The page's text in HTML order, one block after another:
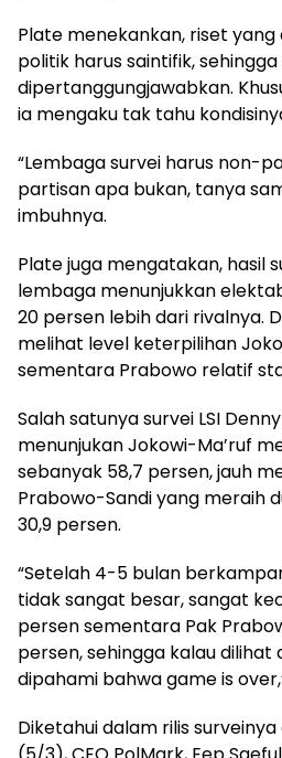
Plate menekankan, riset
politik harus saintifik, sehingga
dipertanggungjawabkan.
ia mengaku tak tahu
“Lembaga survei harus non-
partisan apa bukan, tanya
imbuhnya.
Plate juga mengatakan, hasil
lembaga menunjukkan
20 persen lebih dari rivalnya.
melihat level keterpilihan
sementara Prabowo relatif
Salah satunya survei LSI
menunjukan Jokowi-Ma’ruf
sebanyak 58,7 persen, jauh
Prabowo-Sandi yang meraih
30,9 persen.
“Setelah 4-5 bulan
tidak sangat besar, sangat
persen sementara Pak
persen, sehingga kalau dilihat
dipahami bahwa game is
Diketahui dalam rilis surveinya